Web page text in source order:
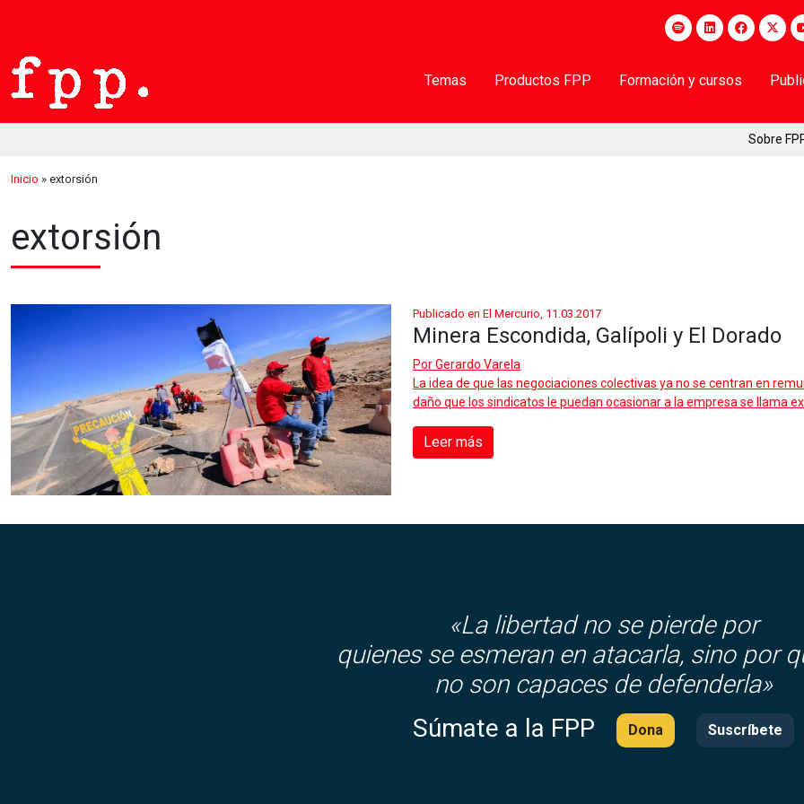
Temas Productos FPP Formación y cursos
Sobre
Inicio » extorsión
extorsión
Publicado en El Mercurio, 11.03.2017
Minera Escondida, Galípoli y El Dorado
PorGerardo Varela
La idea de que las negociaciones colectivas ya no se centran en
daño que los sindicatos le puedan ocasionar a la empresa se llama
Leer más
«La libertad no se pierde por
quienes se esmeran en atacarla, sino por
no son capaces de defenderla»
Súmate a la FPP
Dona Suscríbete